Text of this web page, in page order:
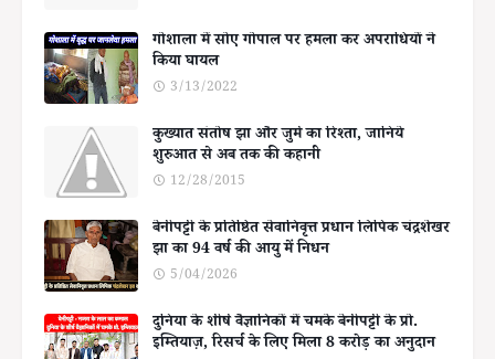
गोशाला में सोए गोपाल पर हमला कर अपराधियों ने
किया घायल
3/13/2022
कुख्यात संतोष झा और जुर्म का रिश्ता, जानिये
शुरुआत से अब तक की कहानी
12/28/2015
बेनीपट्टी के प्रतिष्ठित सेवानिवृत्त प्रधान लिपिक चंद्रशेखर
झा का 94 वर्ष की आयु में निधन
5/04/2026
दुनिया के शीर्ष वैज्ञानिकों में चमके बेनीपट्टी के प्रो.
इम्तियाज़, रिसर्च के लिए मिला 8 करोड़ का अनुदान